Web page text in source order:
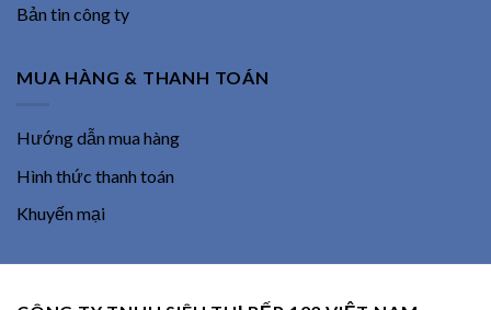
Bản tin công ty
MUA HÀNG & THANH TOÁN
Hướng dẫn mua hàng
Hình thức thanh toán
Khuyến mại